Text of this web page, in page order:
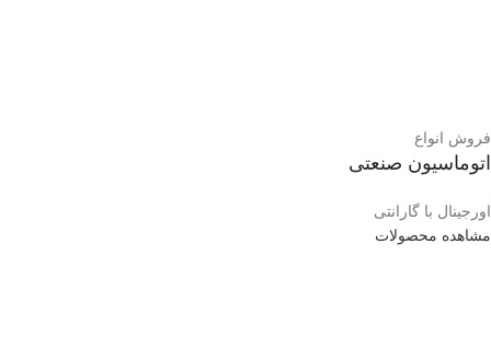
فروش انواع
اتوماسیون صنعتی
اورجینال با گارانتی
مشاهده محصولات